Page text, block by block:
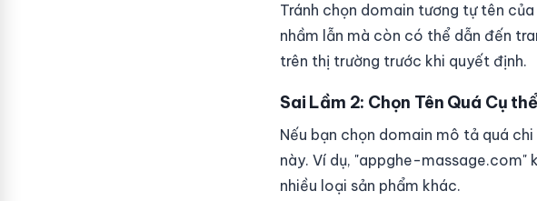
Tránh chọn domain tương tự tên
nhầm lẫn mà còn có thể dẫn đến
trên thị trường trước khi quyết định.
Sai Lầm 2: Chọn Tên Quá Cụ thể
Nếu bạn chọn domain mô tả quá
này. Ví dụ, "appghe-massage.com"
nhiều loại sản phẩm khác.